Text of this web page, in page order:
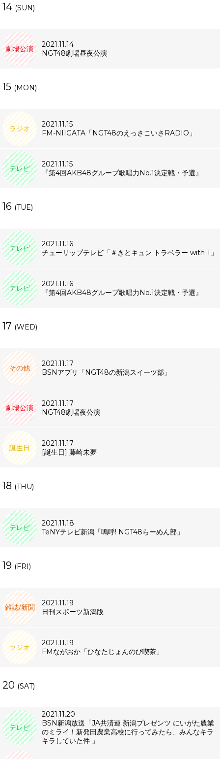
14 (SUN)
劇場公演
2021.11.14
NGT48劇場昼夜公演
15 (MON)
ラジオ
2021.11.15
FM-NIIGATA「NGT48のえっさこいさRADIO」
テレビ
2021.11.15
『第4回AKB48グループ歌唱力No.1決定戦・予選』
16 (TUE)
テレビ
2021.11.16
チューリップテレビ「＃きとキュン トラベラー with T」
テレビ
2021.11.16
『第4回AKB48グループ歌唱力No.1決定戦・予選』
17 (WED)
その他
2021.11.17
BSNアプリ「NGT48の新潟スイーツ部」
劇場公演
2021.11.17
NGT48劇場夜公演
誕生日
2021.11.17
[誕生日] 藤崎未夢
18 (THU)
テレビ
2021.11.18
TeNYテレビ新潟「嗚呼! NGT48らーめん部」
19 (FRI)
雑誌/新聞
2021.11.19
日刊スポーツ新潟版
ラジオ
2021.11.19
FMながおか「ひなたじょんのび喫茶」
20 (SAT)
テレビ
2021.11.20
BSN新潟放送「JA共済連 新潟プレゼンツ にいがた農業
のミライ！新発田農業高校に行ってみたら、みんなキラ
キラしていた件 」